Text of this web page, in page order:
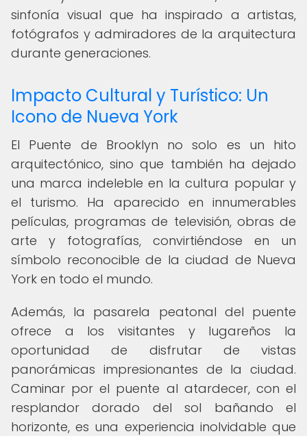
sinfonía visual que ha inspirado a artistas,
fotógrafos y admiradores de la arquitectura
durante generaciones.
Impacto Cultural y Turístico: Un
Icono de Nueva York
El Puente de Brooklyn no solo es un hito
arquitectónico, sino que también ha dejado
una marca indeleble en la cultura popular y
el turismo. Ha aparecido en innumerables
películas, programas de televisión, obras de
arte y fotografías, convirtiéndose en un
símbolo reconocible de la ciudad de Nueva
York en todo el mundo.
Además, la pasarela peatonal del puente
ofrece a los visitantes y lugareños la
oportunidad de disfrutar de vistas
panorámicas impresionantes de la ciudad.
Caminar por el puente al atardecer, con el
resplandor dorado del sol bañando el
horizonte, es una experiencia inolvidable que